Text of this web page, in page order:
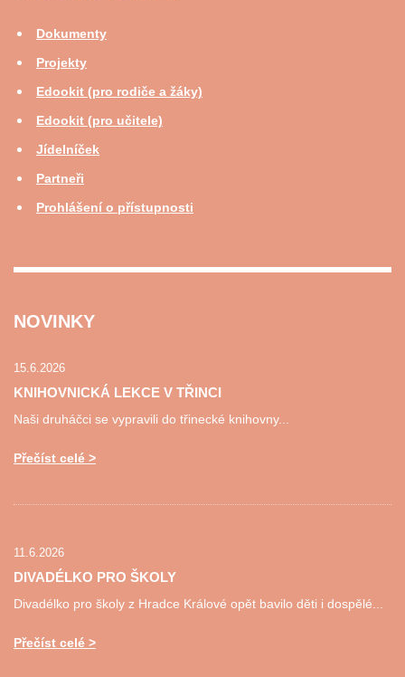
Dokumenty
Projekty
Edookit (pro rodiče a žáky)
Edookit (pro učitele)
Jídelníček
Partneři
Prohlášení o přístupnosti
NOVINKY
15.6.2026
KNIHOVNICKÁ LEKCE V TŘINCI
Naši druháčci se vypravili do třinecké knihovny...
Přečíst celé
11.6.2026
DIVADÉLKO PRO ŠKOLY
Divadélko pro školy z Hradce Králové opět bavilo děti i dospělé...
Přečíst celé